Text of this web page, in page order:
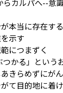
本当に存在す
示す
につまずく
かる」という
きらめずにが
目的地に着け